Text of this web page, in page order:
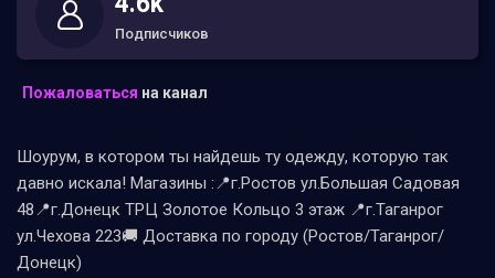
Подписчиков
Пожаловаться на канал
Шоурум, в котором ты найдешь ту одежду, которую так
давно искала! Магазины :📍г.Ростов ул.Большая Садовая
48📍г.Донецк ТРЦ Золотое Кольцо 3 этаж 📍г.Таганрог
ул.Чехова 223🚚 Доставка по городу (Ростов/Таганрог/
Донецк)